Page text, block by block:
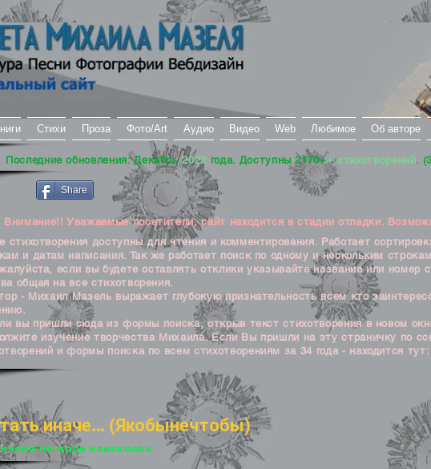
Стихи Проза Фото/Art Аудио Видео Web Любимое Об авторе
Последние обновления: Декабрь2022 года. Доступны 2170++ стихотворений.
Share
Уважаемые посетители, сайт находится в стадии отладки.
стихотворения доступны для чтения и комментирования. Работает
и датам написания. Так же работает поиск по одному и нескольким
если вы будете оставлять отклики указывайте название или номер
общая на все стихотворения.
- Михаил Мазель выражает глубокую признательность всем кто
вы пришли сюда из формы поиска, открыв текст стихотворения в новом
изучение творчества Михаила. Если Вы пришли на эту страничку по
и формы поиска по всем стихотворениям за 34 года - находится тут:
иначе… (Якобынечтобы)
по воде наискосок